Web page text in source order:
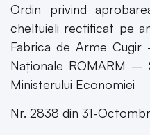
Ordin privind
cheltuieli rectificat pe
Fabrica de Arme
Naționale ROMARM –
Ministerului Economiei
Nr. 2838 din 31-